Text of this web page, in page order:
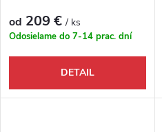
od 209 €/ ks
Odosielame do 7-14 prac. dní
DETAIL